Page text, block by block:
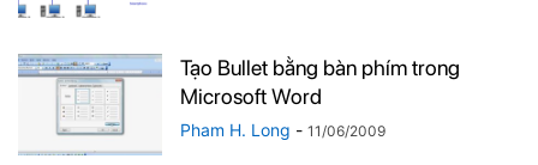
Tạo Bullet bằng bàn phím trong
Microsoft Word
Pham H. Long - 11/06/2009